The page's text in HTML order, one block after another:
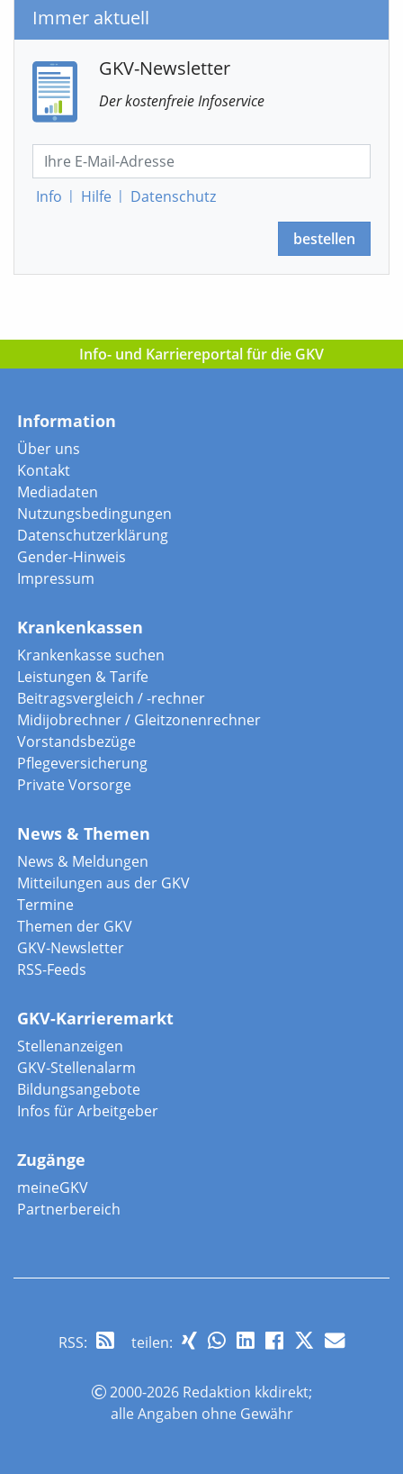
Immer aktuell
GKV-Newsletter
Der kostenfreie Infoservice
Info | Hilfe | Datenschutz
bestellen
Info- und Karriereportal für die GKV
Information
Über uns
Kontakt
Mediadaten
Nutzungsbedingungen
Datenschutzerklärung
Gender-Hinweis
Impressum
Krankenkassen
Krankenkasse suchen
Leistungen & Tarife
Beitragsvergleich / -rechner
Midijobrechner / Gleitzonenrechner
Vorstandsbezüge
Pflegeversicherung
Private Vorsorge
News & Themen
News & Meldungen
Mitteilungen aus der GKV
Termine
Themen der GKV
GKV-Newsletter
RSS-Feeds
GKV-Karrieremarkt
Stellenanzeigen
GKV-Stellenalarm
Bildungsangebote
Infos für Arbeitgeber
Zugänge
meineGKV
Partnerbereich
RSS: teilen:
2000-2026 Redaktion kkdirekt;
alle Angaben ohne Gewähr